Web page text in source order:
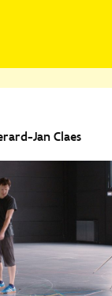
Jan Claes